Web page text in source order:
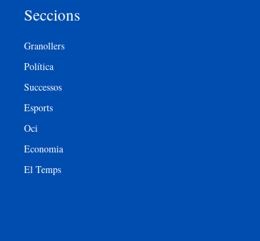
Seccions
Granollers
Política
Successos
Esports
Oci
Economia
El Temps